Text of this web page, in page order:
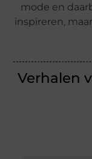
mode en
inspireren,
Verhalen